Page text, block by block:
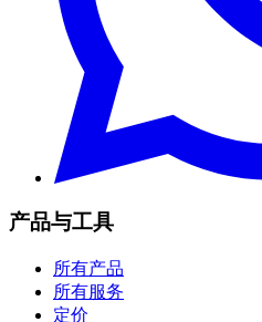
产品与工具
所有产品
所有服务
定价